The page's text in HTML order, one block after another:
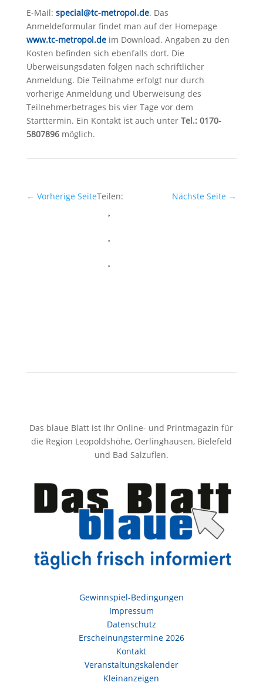
E-Mail: special@tc-metropol.de. Das
Anmeldeformular findet man auf der Homepage
www.tc-metropol.deim Download. Angaben zu den
Kosten befinden sich ebenfalls dort. Die
Überweisungsdaten folgen nach schriftlicher
Anmeldung. Die Teilnahme erfolgt nur durch
vorherige Anmeldung und Überweisung des
Teilnehmerbetrages bis vier Tage vor dem
Starttermin. Ein Kontakt ist auch unter Tel.: 0170-
5807896möglich.
← Vorherige Seite Nächste Seite →
Teilen:
Facebook
Whatsapp
Twitter
Das blaue Blatt ist Ihr Online- und Printmagazin für
die Region Leopoldshöhe, Oerlinghausen, Bielefeld
und Bad Salzuflen.
Gewinnspiel-Bedingungen
Impressum
Datenschutz
Erscheinungstermine 2026
Kontakt
Veranstaltungskalender
Kleinanzeigen